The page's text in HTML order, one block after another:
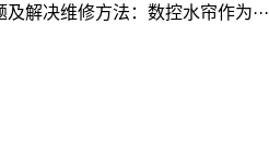
解决维修方法：数控水帘作为···